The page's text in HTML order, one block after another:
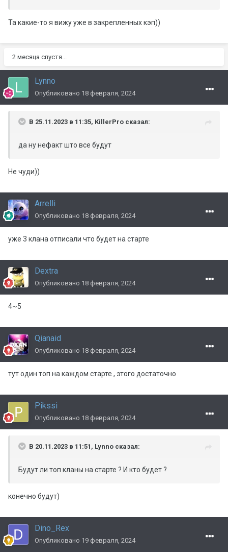
Та какие-то я вижу уже в закрепленных кэп))
2 месяца спустя...
Lynno
Опубликовано 18 февраля, 2024
В 25.11.2023 в 11:35, KillerPro сказал:
да ну нефакт што все будут
Не чуди))
Arrelli
Опубликовано 18 февраля, 2024
уже 3 клана отписали что будет на старте
Dextra
Опубликовано 18 февраля, 2024
4~5
Qianaid
Опубликовано 18 февраля, 2024
тут один топ на каждом старте , этого достаточно
Pikssi
Опубликовано 18 февраля, 2024
В 20.11.2023 в 11:51, Lynno сказал:
Будут ли топ кланы на старте ? И кто будет ?
конечно будут)
Dino_Rex
Опубликовано 19 февраля, 2024